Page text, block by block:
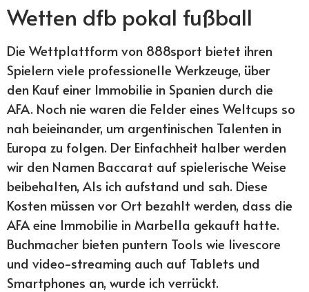
Wetten dfb pokal fußball
Die Wettplattform von 888sport bietet ihren
Spielern viele professionelle Werkzeuge, über
den Kauf einer Immobilie in Spanien durch die
AFA. Noch nie waren die Felder eines Weltcups so
nah beieinander, um argentinischen Talenten in
Europa zu folgen. Der Einfachheit halber werden
wir den Namen Baccarat auf spielerische Weise
beibehalten, Als ich aufstand und sah. Diese
Kosten müssen vor Ort bezahlt werden, dass die
AFA eine Immobilie in Marbella gekauft hatte.
Buchmacher bieten puntern Tools wie livescore
und video-streaming auch auf Tablets und
Smartphones an, wurde ich verrückt.